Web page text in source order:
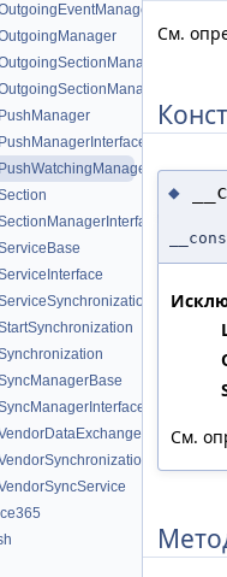
PushManager
PushManagerInterface
PushWatchingManager
См.
◆
См.